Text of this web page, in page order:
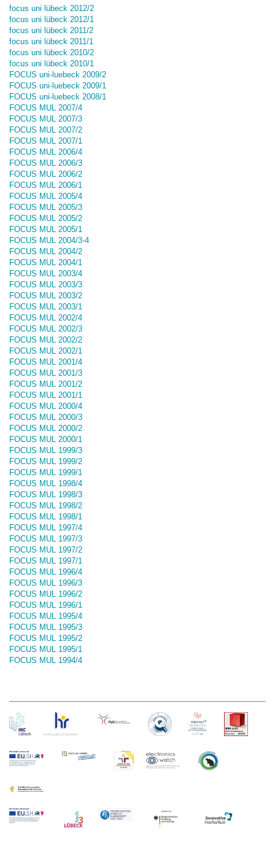
focus uni lübeck 2012/2
focus uni lübeck 2012/1
focus uni lübeck 2011/2
focus uni lübeck 2011/1
focus uni lübeck 2010/2
focus uni lübeck 2010/1
FOCUS uni-luebeck 2009/2
FOCUS uni-luebeck 2009/1
FOCUS uni-luebeck 2008/1
FOCUS MUL 2007/4
FOCUS MUL 2007/3
FOCUS MUL 2007/2
FOCUS MUL 2007/1
FOCUS MUL 2006/4
FOCUS MUL 2006/3
FOCUS MUL 2006/2
FOCUS MUL 2006/1
FOCUS MUL 2005/4
FOCUS MUL 2005/3
FOCUS MUL 2005/2
FOCUS MUL 2005/1
FOCUS MUL 2004/3-4
FOCUS MUL 2004/2
FOCUS MUL 2004/1
FOCUS MUL 2003/4
FOCUS MUL 2003/3
FOCUS MUL 2003/2
FOCUS MUL 2003/1
FOCUS MUL 2002/4
FOCUS MUL 2002/3
FOCUS MUL 2002/2
FOCUS MUL 2002/1
FOCUS MUL 2001/4
FOCUS MUL 2001/3
FOCUS MUL 2001/2
FOCUS MUL 2001/1
FOCUS MUL 2000/4
FOCUS MUL 2000/3
FOCUS MUL 2000/2
FOCUS MUL 2000/1
FOCUS MUL 1999/3
FOCUS MUL 1999/2
FOCUS MUL 1999/1
FOCUS MUL 1998/4
FOCUS MUL 1998/3
FOCUS MUL 1998/2
FOCUS MUL 1998/1
FOCUS MUL 1997/4
FOCUS MUL 1997/3
FOCUS MUL 1997/2
FOCUS MUL 1997/1
FOCUS MUL 1996/4
FOCUS MUL 1996/3
FOCUS MUL 1996/2
FOCUS MUL 1996/1
FOCUS MUL 1995/4
FOCUS MUL 1995/3
FOCUS MUL 1995/2
FOCUS MUL 1995/1
FOCUS MUL 1994/4